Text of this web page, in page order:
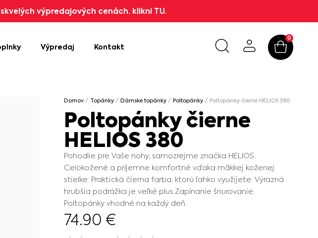
výpredajových cenách. klikni TU.
Výpredaj Kontakt
0
Domov / Topánky /Dámske topánky /Poltopánky / Poltopánky čierne HELIOS 380
Poltopánky čierne
HELIOS 380
Pohodlie pre Vaše nohy, samozrejme značka HELIOS.
Celokožené a príjemne komfortné vďaka mäkkej koženej
stielke. Praktická čierna farba, ktorú ľahko využijete. Výrazná
hrubšia podrážka je veľké plus.Zapínanie šnurovanie.
Poltopánky vhodné na každý deň.
74.90€